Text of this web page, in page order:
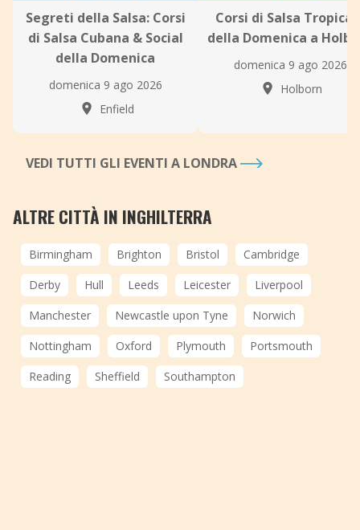
Segreti della Salsa: Corsi
di Salsa Cubana & Social
della Domenica
domenica 9 ago 2026
Enfield
Corsi di Salsa
della Domenica a
domenica 9 ago 2026
Holborn
VEDI TUTTI GLI EVENTI A LONDRA
ALTRE CITTÀ IN INGHILTERRA
Birmingham Brighton Bristol
Cambridge
Derby
Hull Leeds Leicester
Liverpool
Manchester
Newcastle upon Tyne
Norwich
Nottingham
Oxford Plymouth
Portsmouth
Reading
Sheffield Southampton